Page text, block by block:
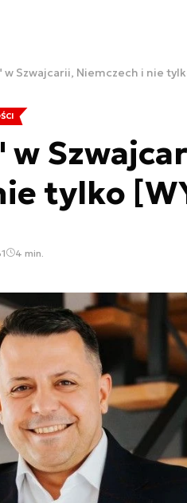
w Szwajcarii, Niemczech i nie
w
tylko
4 min.